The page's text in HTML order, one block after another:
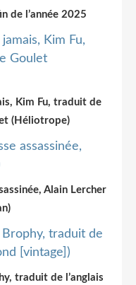
de l’année 2025
Kim Fu, traduit de
(Héliotrope)
Alain Lercher
traduit de l’anglais